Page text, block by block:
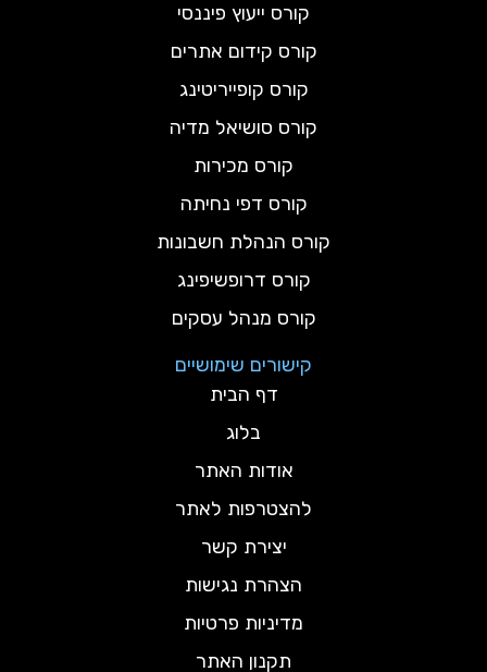
קורס ייעוץ פיננסי
קורס קידום אתרים
קורס קופייריטינג
קורס סושיאל מדיה
קורס מכירות
קורס דפי נחיתה
קורס הנהלת חשבונות
קורס דרופשיפינג
קורס מנהל עסקים
קישורים שימושיים
דף הבית
בלוג
אודות האתר
להצטרפות לאתר
יצירת קשר
הצהרת נגישות
מדיניות פרטיות
תקנון האתר